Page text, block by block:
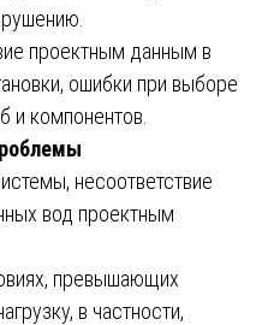
проектным данным в
ошибки при выборе
и компонентов.
несоответствие
вод проектным
превышающих
в частности,